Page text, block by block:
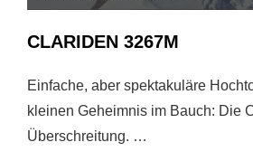
CLARIDEN 3267M
Einfache, aber spektakuläre
kleinen Geheimnis im Bauch: Die
Überschreitung. …